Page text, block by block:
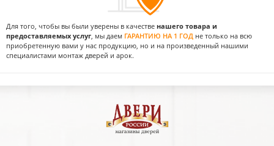
Для того, чтобы вы были уверены в качестве нашего товара и
предоставляемых услуг , мы даем ГАРАНТИЮ НА 1 ГОД не только на всю
приобретенную вами у нас продукцию, но и на произведенный нашими
специалистами монтаж дверей и арок.